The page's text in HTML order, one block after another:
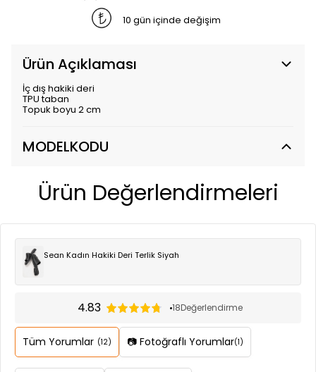
10 gün içinde değişim
Ürün Açıklaması
İç dış hakiki deri
TPU taban
Topuk boyu 2 cm
MODELKODU
Ürün Değerlendirmeleri
Sean Kadın Hakiki Deri Terlik Siyah
4.83 18Değerlendirme
Tüm Yorumlar (12) 📷 Fotoğraflı Yorumlar(1)